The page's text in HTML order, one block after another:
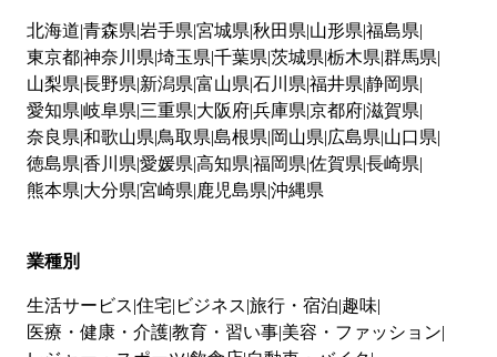
北海道 青森県 岩手県 宮城県 秋田県 山形県 福島県
東京都神奈川県 埼玉県 千葉県 茨城県 栃木県 群馬県
山梨県 長野県 新潟県 富山県 石川県 福井県 静岡県
愛知県 岐阜県 三重県 大阪府兵庫県 京都府滋賀県
奈良県 和歌山県 鳥取県 島根県 岡山県 広島県 山口県
徳島県 香川県 愛媛県 高知県 福岡県 佐賀県 長崎県
熊本県 大分県 宮崎県 鹿児島県 沖縄県
業種別
生活サービス 住宅 ビジネス 旅行・宿泊 趣味
医療・健康・介護教育・習い事 美容・ファッション